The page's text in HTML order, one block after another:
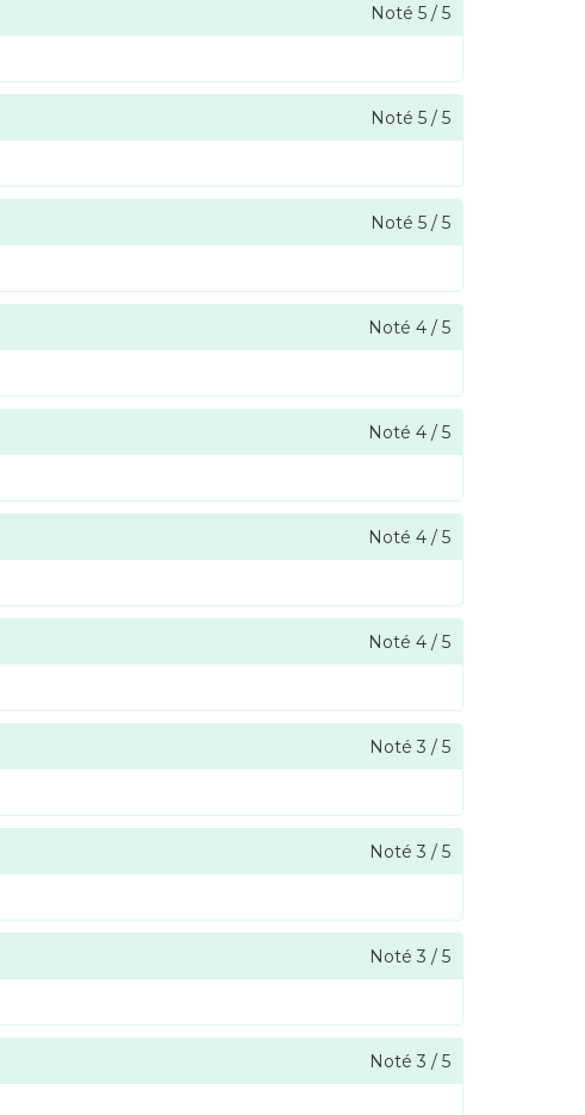
Noté 5 / 5
Noté 5 / 5
Noté 5 / 5
Noté 4 / 5
Noté 4 / 5
Noté 4 / 5
Noté 4 / 5
Noté 3 / 5
Noté 3 / 5
Noté 3 / 5
Noté 3 / 5